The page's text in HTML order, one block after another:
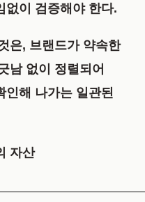
없이 검증해야 한다.
은, 브랜드가 약속한
남 없이 정렬되어
인해 나가는 일관된
자산